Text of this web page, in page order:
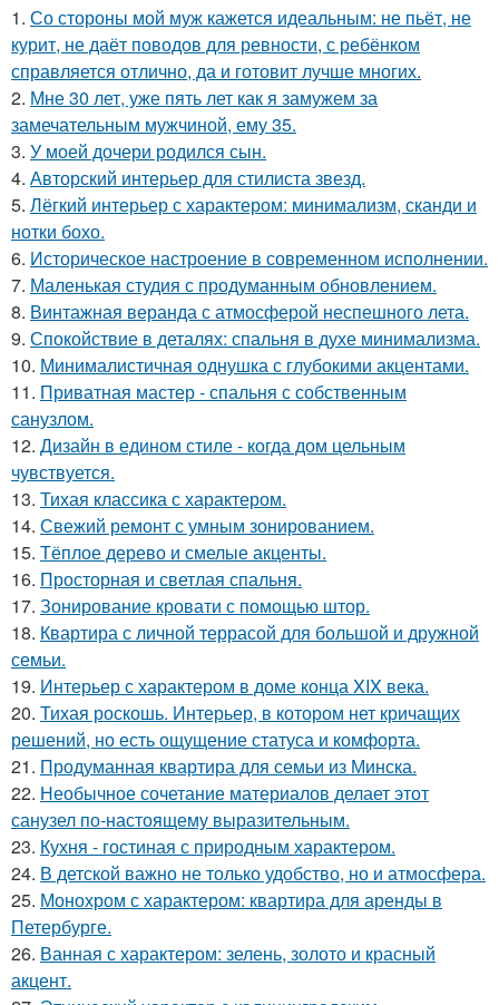
1. Со стороны мой муж кажется идеальным: не пьёт, не
курит, не даёт поводов для ревности, с ребёнком
справляется отлично, да и готовит лучше многих.
2. Мне 30 лет, уже пять лет как я замужем за
замечательным мужчиной, ему 35.
3. У моей дочери родился сын.
4. Авторский интерьер для стилиста звезд.
5. Лёгкий интерьер с характером: минимализм, сканди и
нотки бохо.
6. Историческое настроение в современном исполнении.
7. Маленькая студия с продуманным обновлением.
8. Винтажная веранда с атмосферой неспешного лета.
9. Спокойствие в деталях: спальня в духе минимализма.
10. Минималистичная однушка с глубокими акцентами.
11. Приватная мастер - спальня с собственным
санузлом.
12. Дизайн в едином стиле - когда дом цельным
чувствуется.
13. Тихая классика с характером.
14. Свежий ремонт с умным зонированием.
15. Тёплое дерево и смелые акценты.
16. Просторная и светлая спальня.
17. Зонирование кровати с помощью штор.
18. Квартира с личной террасой для большой и дружной
семьи.
19. Интерьер с характером в доме конца XIX века.
20. Тихая роскошь. Интерьер, в котором нет кричащих
решений, но есть ощущение статуса и комфорта.
21. Продуманная квартира для семьи из Минска.
22. Необычное сочетание материалов делает этот
санузел по-настоящему выразительным.
23. Кухня - гостиная с природным характером.
24. В детской важно не только удобство, но и атмосфера.
25. Монохром с характером: квартира для аренды в
Петербурге.
26. Ванная с характером: зелень, золото и красный
акцент.